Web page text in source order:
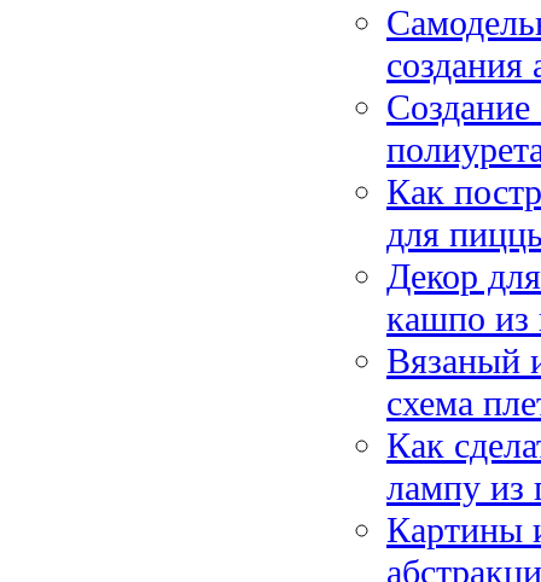
Как
для
Декор
кашпо из
Вязаный
схема
Как
лампу из
Картины